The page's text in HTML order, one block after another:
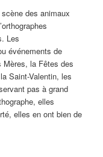
des animaux
Les
événements de
Mères, la Fêtes des
Saint-Valentin, les
pas à grand
elles
elles en ont bien de